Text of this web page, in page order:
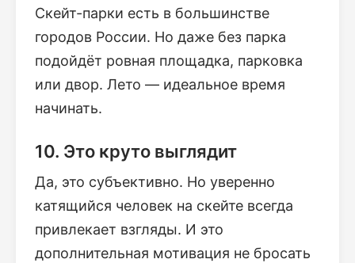
Скейт-парки есть в большинстве
городов России. Но даже без парка
подойдёт ровная площадка, парковка
или двор. Лето — идеальное время
начинать.
10. Это круто выглядит
Да, это субъективно. Но уверенно
катящийся человек на скейте всегда
привлекает взгляды. И это
дополнительная мотивация не бросать